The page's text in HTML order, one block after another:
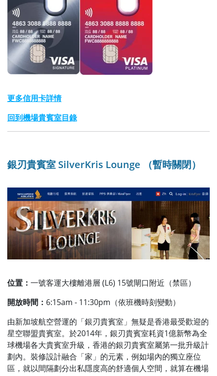
更多信用卡詳情
回到機場貴賓室目錄
銀刃貴賓室 SilverKris Lounge （暫時關閉）
位置： 一號客運大樓離港層 (L6) 15號閘口附近（禁區）
開放時間： 6:15am - 11:30pm（依班機時刻變動）
由新加坡航空營運的「銀刃貴賓室」無疑是香港最受歡迎的
星空聯盟貴賓室。於2014年，銀刃貴賓室耗資1億新幣為全
球機場各大貴賓室升級，香港的銀刃貴賓室屬第一批升級計
劃內。裝修設計融合「家」的元素，例如場內的獨立座位
區，就以間隔劃分出私隱度高的舒適個人空間，就算在機場